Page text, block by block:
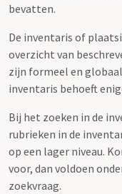
bevatten.
De inventaris of
overzicht van
zijn formeel en
inventaris behoeft
Bij het zoeken in de
rubrieken in de
op een lager niveau.
voor, dan voldoen
zoekvraag.